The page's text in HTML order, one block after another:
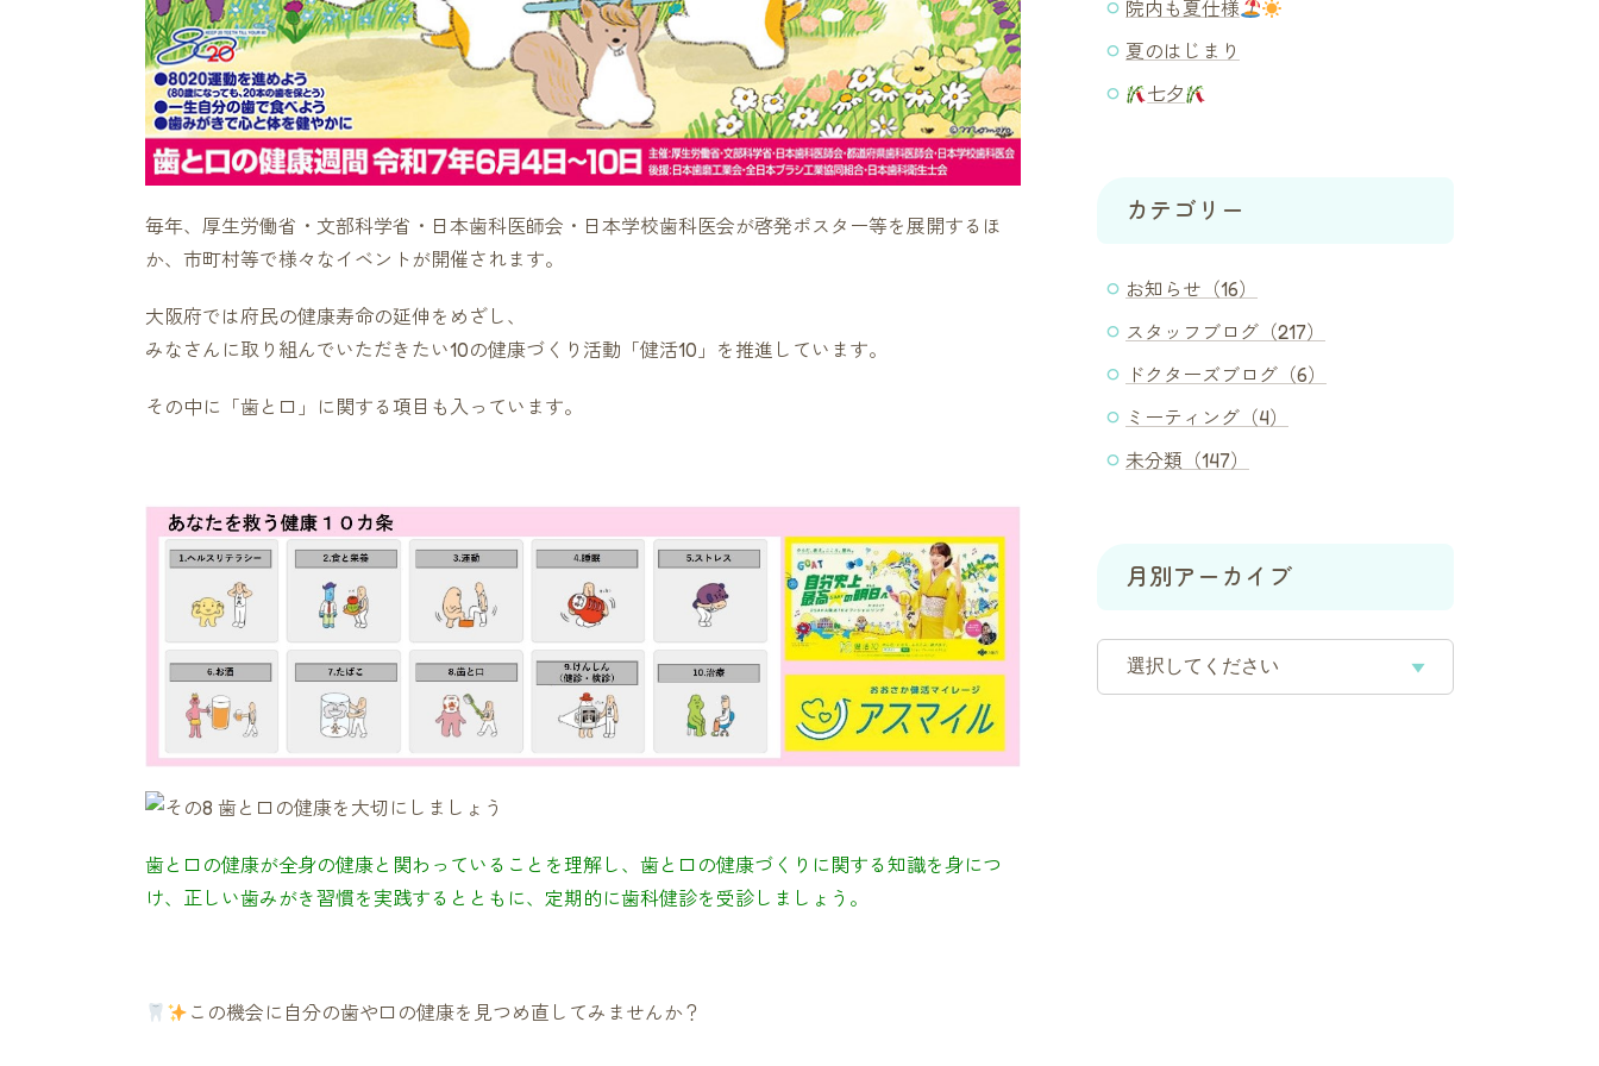
毎年、厚生労働省・文部科学省・日本歯科医師会・日本学校歯科医会が啓発ポスター等を展開するほ
か、市町村等で様々なイベントが開催されます。
大阪府では府民の健康寿命の延伸をめざし、
みなさんに取り組んでいただきたい10の健康づくり活動「健活10」を推進しています。
その中に「歯と口」に関する項目も入っています。
歯と口の健康が全身の健康と関わっていることを理解し、歯と口の健康づくりに関する知識を身につ
け、正しい歯みがき習慣を実践するとともに、定期的に歯科健診を受診しましょう。
この機会に自分の歯や口の健康を見つめ直してみませんか？
院内も夏仕様
夏のはじまり
七夕
カテゴリー
お知らせ（16）
スタッフブログ（217）
ドクターズブログ（6）
ミーティング（4）
未分類（147）
月別アーカイブ